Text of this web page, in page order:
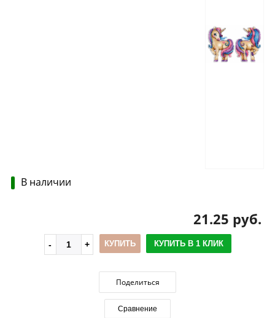
В наличии
21.25 руб.
КУПИТЬ КУПИТЬ В 1 КЛИК
Поделиться
Сравнение